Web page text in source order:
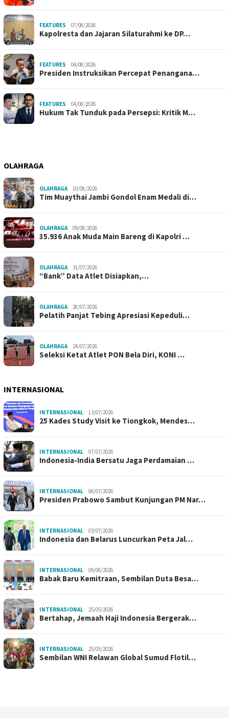
FEATURES 07/08/2026
Kapolresta dan Jajaran Silaturahmi ke DP…
FEATURES 04/08/2026
Presiden Instruksikan Percepat Penangana…
FEATURES 04/08/2026
Hukum Tak Tunduk pada Persepsi: Kritik M…
OLAHRAGA
OLAHRAGA 10/08/2026
Tim Muaythai Jambi Gondol Enam Medali di…
OLAHRAGA 09/08/2026
35.936 Anak Muda Main Bareng di Kapolri …
OLAHRAGA 31/07/2026
“Bank” Data Atlet Disiapkan,…
OLAHRAGA 28/07/2026
Pelatih Panjat Tebing Apresiasi Kepeduli…
OLAHRAGA 24/07/2026
Seleksi Ketat Atlet PON Bela Diri, KONI …
INTERNASIONAL
INTERNASIONAL 13/07/2026
25 Kades Study Visit ke Tiongkok, Mendes…
INTERNASIONAL 07/07/2026
Indonesia-India Bersatu Jaga Perdamaian …
INTERNASIONAL 06/07/2026
Presiden Prabowo Sambut Kunjungan PM Nar…
INTERNASIONAL 03/07/2026
Indonesia dan Belarus Luncurkan Peta Jal…
INTERNASIONAL 09/06/2026
Babak Baru Kemitraan, Sembilan Duta Besa…
INTERNASIONAL 25/05/2026
Bertahap, Jemaah Haji Indonesia Bergerak…
INTERNASIONAL 25/05/2026
Sembilan WNI Relawan Global Sumud Flotil…